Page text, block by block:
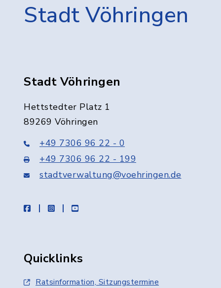
Stadt Vöhringen
Stadt Vöhringen
Hettstedter Platz 1
89269 Vöhringen
+49 7306 96 22 - 0
+49 7306 96 22 - 199
stadtverwaltung@voehringen.de
facebookinstagramyoutube
Quicklinks
Ratsinformation, Sitzungstermine